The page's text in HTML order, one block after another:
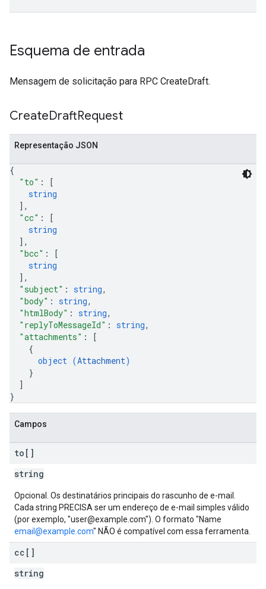
Esquema de entrada
Mensagem de solicitação para RPC CreateDraft.
CreateDraftRequest
Representação JSON
{
"to" :
[
string
] ,
"cc" :
[
string
] ,
"bcc" :
[
string
] ,
"subject" : string,
"body" : string,
"htmlBody" : string,
"replyToMessageId" : string,
"attachments" :
[
{
object (Attachment)
}
]
}
Campos
to[]
string
Opcional. Os destinatários principais do rascunho de e-mail.
Cada string PRECISA ser um endereço de e-mail simples válido
(por exemplo, "user@example.com"). O formato "Name
email@example.com" NÃO é compatível com essa ferramenta.
cc[]
string